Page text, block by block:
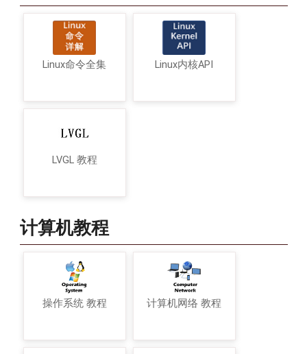
Linux命令全集 Linux内核API
LVGL 教程
计算机教程
操作系统 教程 计算机网络 教程